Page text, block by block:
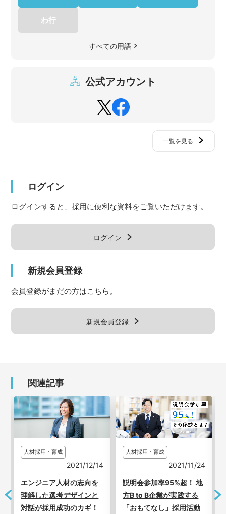
わ行
すべての用語
公式アカウント
一覧を見る
ログイン
ログインすると、採用に便利な資料をご覧いただけます。
ログイン
新規会員登録
会員登録がまだの方はこちら。
新規会員登録
関連記事
人材採用・育成
2021/12/14
エンジニア人材の志向を
理解した選考デザインと
対話が採用成功のカギ！
人材採用・育成
2021/11/24
説明会参加率95%超！ 地
方B to B企業が実践する
「おもてなし」採用活動